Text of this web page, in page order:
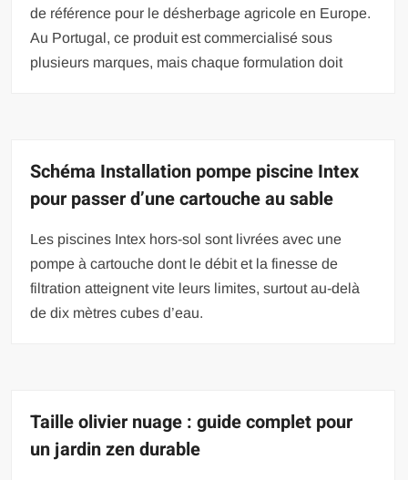
de référence pour le désherbage agricole en Europe.
Au Portugal, ce produit est commercialisé sous
plusieurs marques, mais chaque formulation doit
Schéma Installation pompe piscine Intex
pour passer d’une cartouche au sable
Les piscines Intex hors-sol sont livrées avec une
pompe à cartouche dont le débit et la finesse de
filtration atteignent vite leurs limites, surtout au-delà
de dix mètres cubes d’eau.
Taille olivier nuage : guide complet pour
un jardin zen durable